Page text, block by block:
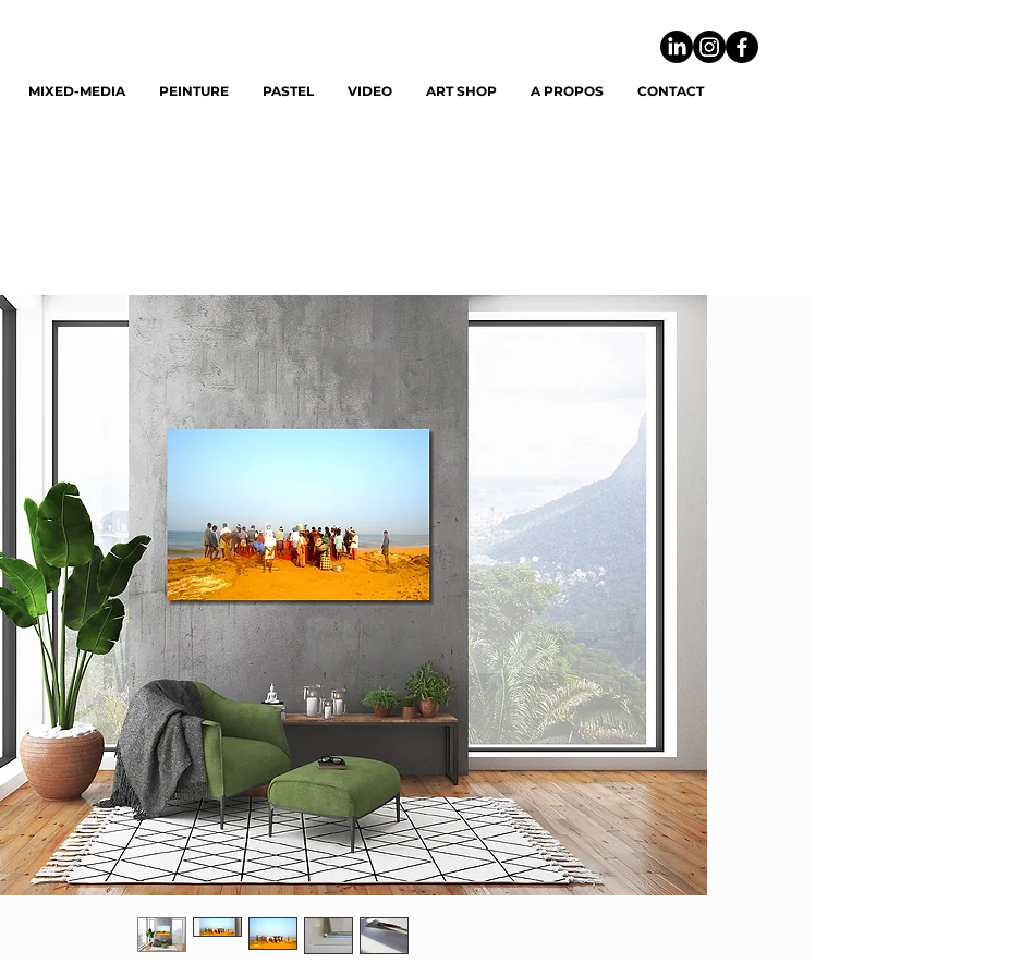
MIXED-MEDIA PEINTURE PASTEL VIDEO ART SHOP A PROPOS CONTACT